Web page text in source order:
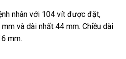
nhân với 104 vít được đặt,
và dài nhất 44 mm. Chiều dài
mm.